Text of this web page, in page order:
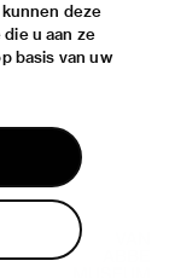
deze
u aan ze
basis van uw